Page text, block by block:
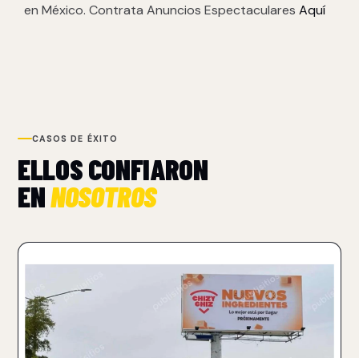
en México. Contrata Anuncios Espectaculares Aquí
CASOS DE ÉXITO
ELLOS CONFIARON
ENNOSOTROS